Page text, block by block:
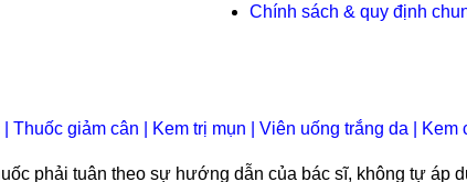
Chính sách & quy định
| Thuốc giảm cân Kem trị mụn Viên uống trắng da Kem
phải tuân theo sự hướng dẫn của bác sĩ, không tự áp